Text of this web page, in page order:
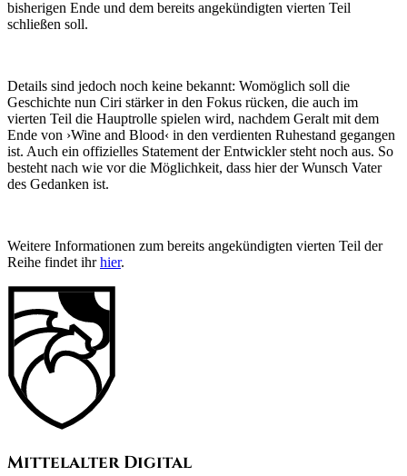
bisherigen Ende und dem bereits angekündigten vierten Teil
schließen soll.
Details sind jedoch noch keine bekannt: Womöglich soll die
Geschichte nun Ciri stärker in den Fokus rücken, die auch im
vierten Teil die Hauptrolle spielen wird, nachdem Geralt mit dem
Ende von ›Wine and Blood‹ in den verdienten Ruhestand gegangen
ist. Auch ein offizielles Statement der Entwickler steht noch aus. So
besteht nach wie vor die Möglichkeit, dass hier der Wunsch Vater
des Gedanken ist.
Weitere Informationen zum bereits angekündigten vierten Teil der
Reihe findet ihrhier.
Mittelalter Digital